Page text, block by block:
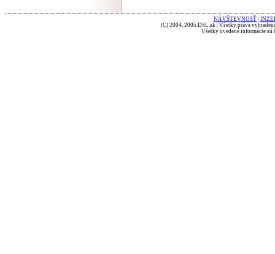
NÁVŠTEVNOSŤ
(C) 2004, 2005 DSL.sk | Všetky práva
Všetky uvedené informácie sú